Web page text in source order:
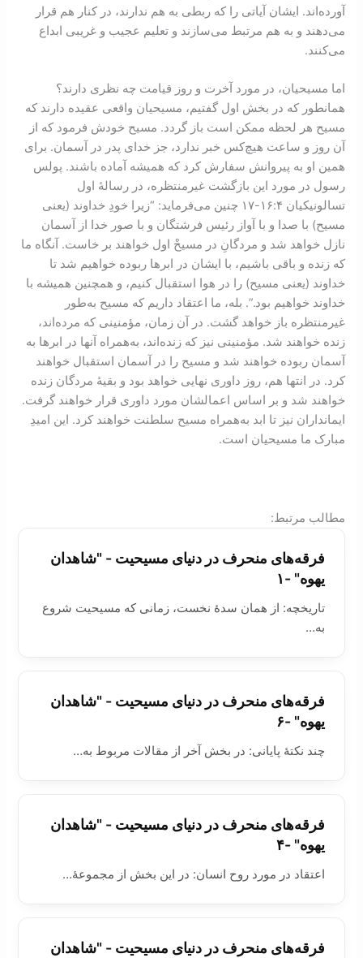
آورده‌اند. ایشان آیاتی را که ربطی به هم ندارند، در کنار هم قرار
می‌دهند و به هم مرتبط می‌سازند و تعلیم عجیب و غریبی ابداع
می‌کنند.
اما مسیحیان، در مورد آخرت و روز قیامت چه نظری دارند؟
همانطور که در بخش اول گفتیم، مسیحیان واقعی عقیده دارند که
مسیح هر لحظه ممکن است باز گردد. مسیح خودش فرمود که از
آن روز و ساعت هیچ‌کس خبر ندارد، جز خدای پدر در آسمان. برای
همین او به پیروانش سفارش کرد که همیشه آماده باشند. پولس
رسول در مورد این بازگشت غیر‌منتظره، در رسالۀ اول
تسالونیکیان ۴:‏۱۶-‏۱۷ چنین می‌فرماید: “زیرا خودِ خداوند (یعنی
مسیح) با صدا و با آواز رئیس فرشتگان و با صور خدا از آسمان
نازل خواهد شد و مردگانِ در مسیحْ اول خواهند بر خاست. آنگاه ما
که زنده و باقی باشیم، با ایشان در ابرها ربوده خواهیم شد تا
خداوند (یعنی مسیح) را در هوا استقبال کنیم، و همچنین همیشه با
خداوند خواهیم بود.”. بله، ما اعتقاد داریم که مسیح به‌طور
غیر‌منتظره باز خواهد گشت. در آن زمان، مؤمنینی که مرده‌اند،
زنده خواهند شد. مؤمنینی نیز که زنده‌اند، به‌همراه آنها در ابرها به
آسمان ربوده خواهند شد و مسیح را در آسمان استقبال خواهند
کرد. در انتها هم، روز داوری نهایی خواهد بود و بقیۀ مردگان زنده
خواهند شد و بر اساس اعمالشان مورد داوری قرار خواهند گرفت.
ایمانداران نیز تا ابد به‌همراه مسیح سلطنت خواهند کرد. این امیدِ
مبارک ما مسیحیان است.
:مطالب مرتبط
فرقه‌های منحرف در دنيای مسيحيت - "شاهدان
یهوه" -۱
تاریخچه: از همان سدۀ نخست، زمانی که مسیحیت شروع
به…
فرقه‌های منحرف در دنيای مسيحيت - "شاهدان
یهوه" -۶
چند نکتۀ پايانی: در بخش آخر از مقالات مربوط به…
فرقه‌های منحرف در دنيای مسيحيت - "شاهدان
یهوه" -۴
اعتقاد در مورد روح انسان: در این بخش از مجموعۀ…
فرقه‌های منحرف در دنيای مسيحيت - "شاهدان